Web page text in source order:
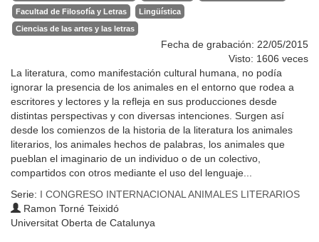
Facultad de Filosofía y Letras
Lingüística
Ciencias de las artes y las letras
Fecha de grabación: 22/05/2015
Visto: 1606 veces
La literatura, como manifestación cultural humana, no podía
ignorar la presencia de los animales en el entorno que rodea a
escritores y lectores y la refleja en sus producciones desde
distintas perspectivas y con diversas intenciones. Surgen así
desde los comienzos de la historia de la literatura los animales
literarios, los animales hechos de palabras, los animales que
pueblan el imaginario de un individuo o de un colectivo,
compartidos con otros mediante el uso del lenguaje...
Serie: I CONGRESO INTERNACIONAL ANIMALES LITERARIOS
Ramon Torné Teixidó
Universitat Oberta de Catalunya